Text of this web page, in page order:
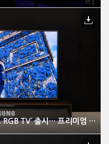
삼성전자, 세계 최초 ‘마이크로 RGB TV’ 출시… 프리미엄 TV 기술의 새 기준 제시